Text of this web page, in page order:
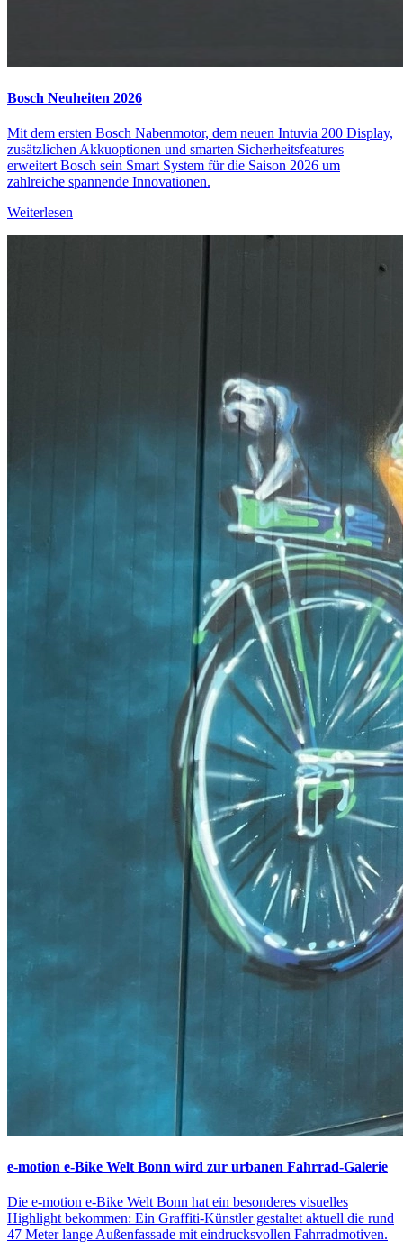
Bosch Neuheiten 2026
Mit dem ersten Bosch Nabenmotor, dem neuen Intuvia 200 Display,
zusätzlichen Akkuoptionen und smarten Sicherheitsfeatures
erweitert Bosch sein Smart System für die Saison 2026 um
zahlreiche spannende Innovationen.
Weiterlesen
e-motion e-Bike Welt Bonn wird zur urbanen Fahrrad-Galerie
Die e-motion e-Bike Welt Bonn hat ein besonderes visuelles
Highlight bekommen: Ein Graffiti-Künstler gestaltet aktuell die rund
47 Meter lange Außenfassade mit eindrucksvollen Fahrradmotiven.